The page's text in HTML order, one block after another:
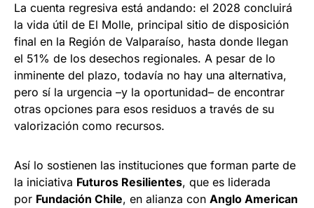
La cuenta regresiva está andando: el 2028 concluirá
la vida útil de El Molle, principal sitio de disposición
final en la Región de Valparaíso, hasta donde llegan
el 51% de los desechos regionales. A pesar de lo
inminente del plazo, todavía no hay una alternativa,
pero sí la urgencia –y la oportunidad– de encontrar
otras opciones para esos residuos a través de su
valorización como recursos.
Así lo sostienen las instituciones que forman parte de
la iniciativa Futuros Resilientes, que es liderada
por Fundación Chile, en alianza con Anglo American